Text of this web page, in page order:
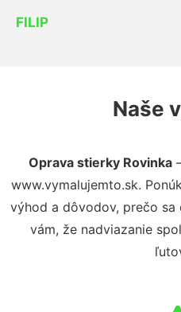
FILIP
Naše
Oprava stierky Rovinka
www.vymalujemto.sk.
výhod a dôvodov, prečo sa
vám, že nadviazanie